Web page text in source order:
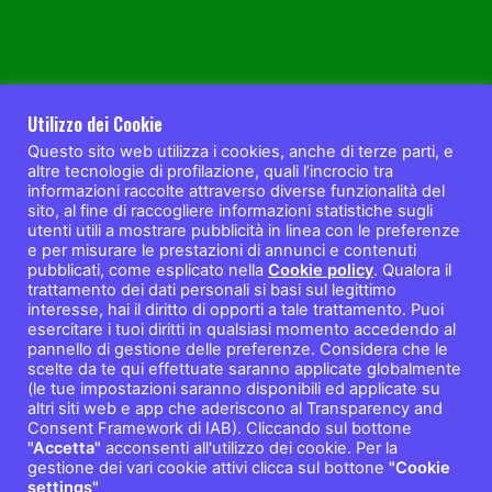
© Copyright 2026, All Rights Reserved |Distretto del Benessere
Utilizzo dei Cookie
Questo sito web utilizza i cookies, anche di terze parti, e
altre tecnologie di profilazione, quali l’incrocio tra
informazioni raccolte attraverso diverse funzionalità del
sito, al fine di raccogliere informazioni statistiche sugli
utenti utili a mostrare pubblicità in linea con le preferenze
e per misurare le prestazioni di annunci e contenuti
pubblicati, come esplicato nella Cookie policy. Qualora il
trattamento dei dati personali si basi sul legittimo
interesse, hai il diritto di opporti a tale trattamento. Puoi
esercitare i tuoi diritti in qualsiasi momento accedendo al
pannello di gestione delle preferenze. Considera che le
scelte da te qui effettuate saranno applicate globalmente
(le tue impostazioni saranno disponibili ed applicate su
altri siti web e app che aderiscono al Transparency and
Consent Framework di IAB). Cliccando sul bottone
"Accetta" acconsenti all'utilizzo dei cookie. Per la
gestione dei vari cookie attivi clicca sul bottone "Cookie
settings"